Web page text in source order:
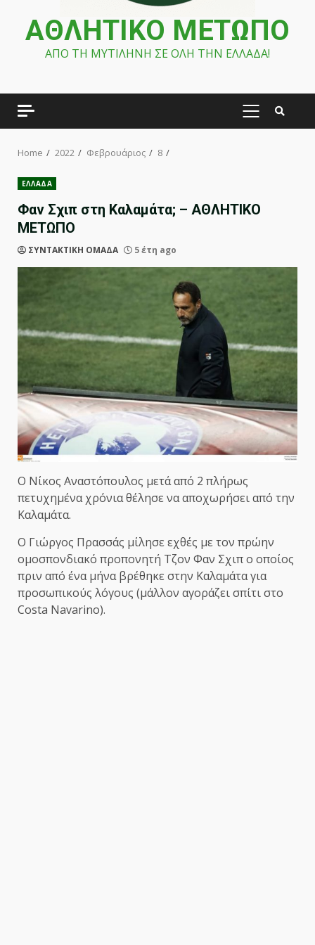
ΑΘΛΗΤΙΚΟ ΜΕΤΩΠΟ
ΑΠΟ ΤΗ ΜΥΤΙΛΗΝΗ ΣΕ ΟΛΗ ΤΗΝ ΕΛΛΑΔΑ!
PRIMARY
Home 2022 Φεβρουάριος 8
ΕΛΛΑΔΑ
Φαν Σχιπ στη Καλαμάτα; – ΑΘΛΗΤΙΚΟ
ΜΕΤΩΠΟ
ΣΥΝΤΑΚΤΙΚΗ ΟΜΑΔΑ 5 έτη ago
Ο Νίκος Αναστόπουλος μετά από 2 πλήρως
πετυχημένα χρόνια θέλησε να αποχωρήσει από την
Καλαμάτα.
Ο Γιώργος Πρασσάς μίλησε εχθές με τον πρώην
ομοσπονδιακό προπονητή Τζον Φαν Σχιπ ο οποίος
πριν από ένα μήνα βρέθηκε στην Καλαμάτα για
προσωπικούς λόγους (μάλλον αγοράζει σπίτι στο
Costa Navarino).